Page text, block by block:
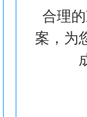
合理
案，为